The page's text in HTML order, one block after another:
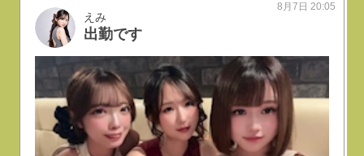
えみ
出勤です
8月7日 20:05